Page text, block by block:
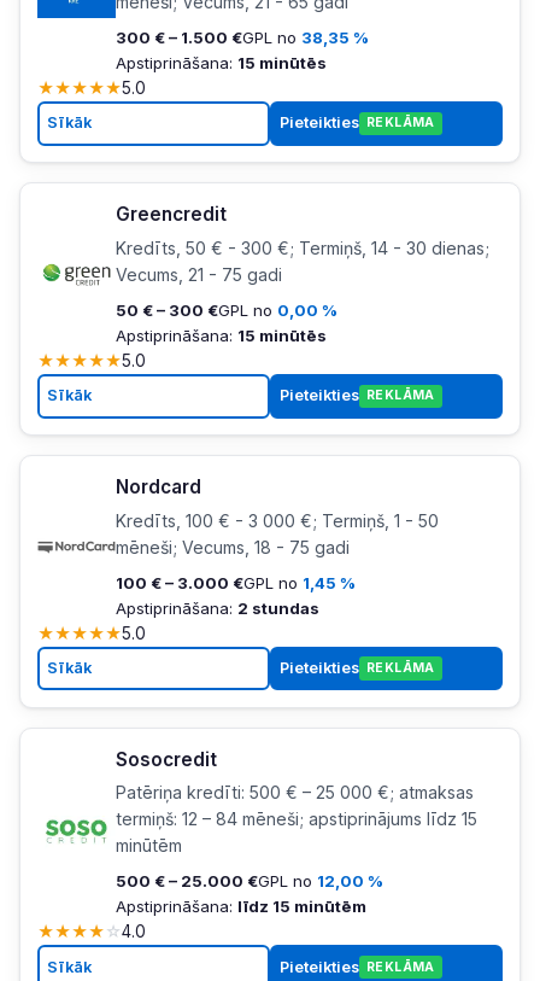
300 € – 1.500 €GPL no 38,35 %
Apstiprināšana: 15 minūtēs
★★★★★5.0
Sīkāk Pieteikties REKLĀMA
Greencredit
Kredīts, 50 € - 300 €; Termiņš, 14 - 30 dienas;
Vecums, 21 - 75 gadi
50 € – 300 €GPL no 0,00 %
Apstiprināšana: 15 minūtēs
★★★★★5.0
Sīkāk Pieteikties REKLĀMA
Nordcard
Kredīts, 100 € - 3 000 €; Termiņš, 1 - 50
mēneši; Vecums, 18 - 75 gadi
100 € – 3.000 €GPL no 1,45 %
Apstiprināšana: 2 stundas
★★★★★5.0
Sīkāk Pieteikties REKLĀMA
Sosocredit
Patēriņa kredīti: 500 € – 25 000 €; atmaksas
termiņš: 12 – 84 mēneši; apstiprinājums līdz 15
minūtēm
500 € – 25.000 €GPL no 12,00 %
Apstiprināšana: līdz 15 minūtēm
★★★★☆4.0
Sīkāk Pieteikties REKLĀMA